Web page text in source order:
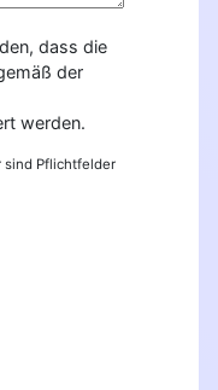
dass die
der
werden.
sind Pflichtfelder